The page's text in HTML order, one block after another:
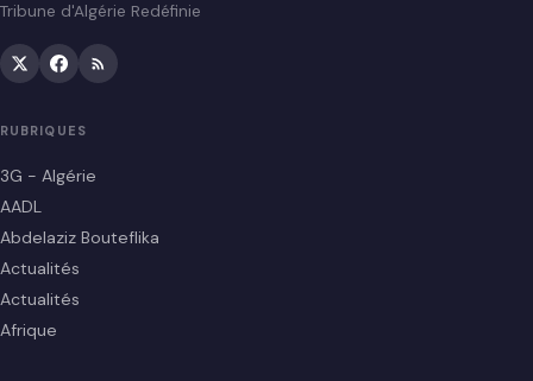
Tribune d'Algérie Redéfinie
RUBRIQUES
3G - Algérie
AADL
Abdelaziz Bouteflika
Actualités
Actualités
Afrique